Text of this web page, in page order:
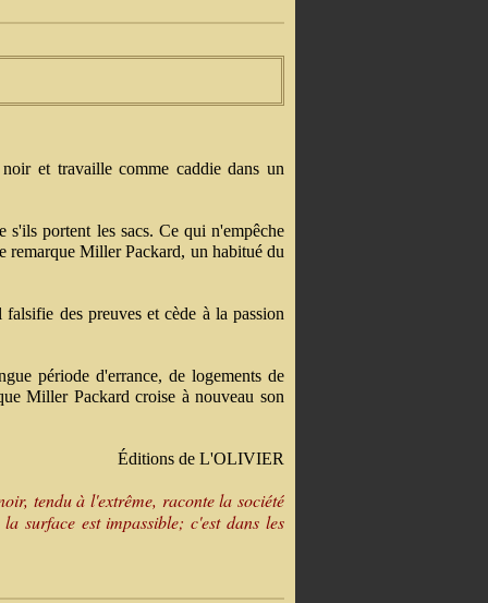
et travaille comme caddie dans un
portent les sacs. Ce qui n'empêche
remarque Miller Packard, un habitué du
des preuves et cède à la passion
période d'errance, de logements de
Miller Packard croise à nouveau son
Éditions de L'OLIVIER
tendu à l'extrême, raconte la société
surface est impassible; c'est dans les